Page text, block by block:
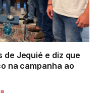
de Jequié e diz que
na campanha ao